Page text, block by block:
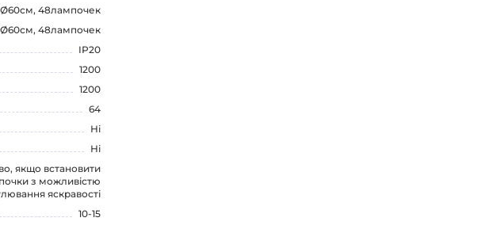
48лампочек
48лампочек
IP20
1200
1200
64
Ні
Ні
якщо встановити
з можливістю
яскравості
10-15